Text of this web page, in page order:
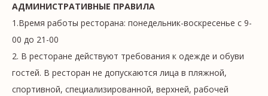
АДМИНИСТРАТИВНЫЕ ПРАВИЛА
1.Время работы ресторана: понедельник-воскресенье с 9-
00 до 21-00
2. В ресторане действуют требования к одежде и обуви
гостей. В ресторан не допускаются лица в пляжной,
спортивной, специализированной, верхней, рабочей